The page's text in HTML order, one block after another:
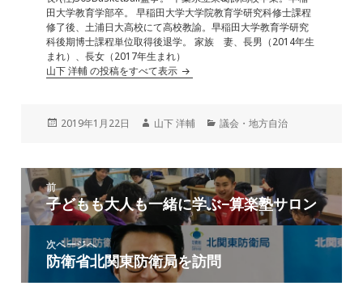
田大学教育学部卒。 早稲田大学大学院教育学研究科修士課程
修了後、土浦日大高校にて高校教諭。早稲田大学教育学研究
科後期博士課程単位取得後退学。 家族 妻、長男（2014年生
まれ）、長女（2017年生まれ）
山下 洋輔 の投稿をすべて表示
投
2019年1月22日
作
山下 洋輔
カ
リ
ー
議会・地方自治
投
稿
ナ
ビ
ゲ
前
前
の
投
稿:
子どもも大人も一緒に学ぶ−算楽塾サロン
次ページへ
次
の
防衛省北関東防衛局を訪問